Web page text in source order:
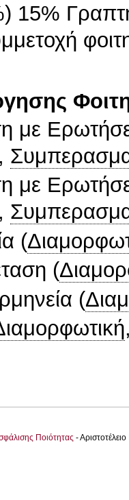
15%
με
,
με
,
(
(
(
Ποιότητας -